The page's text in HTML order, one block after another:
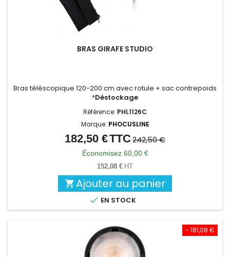
BRAS GIRAFE STUDIO
Bras téléscopique 120-200 cm avec rotule + sac contrepoids
*Déstockage
Référence: PHL1126C
Marque: PHOCUSLINE
Prix
Prix
de
base
182,50 €TTC242,50 €
Économisez 60,00 €
152,08 € HT
 Ajouter au panier
 EN STOCK
- 181,08 €